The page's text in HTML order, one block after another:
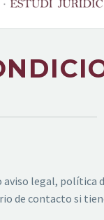
legal, política
de contacto si